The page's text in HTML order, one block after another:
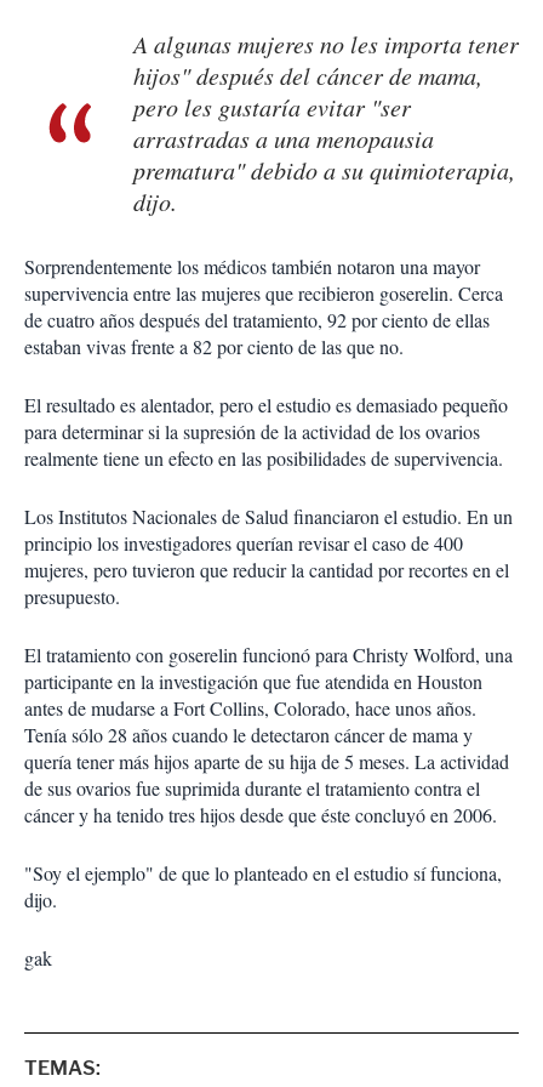
A algunas mujeres no les importa tener
hijos" después del cáncer de mama,
pero les gustaría evitar "ser
arrastradas a una menopausia
prematura" debido a su quimioterapia,
dijo.
Sorprendentemente los médicos también notaron una mayor
supervivencia entre las mujeres que recibieron goserelin. Cerca
de cuatro años después del tratamiento, 92 por ciento de ellas
estaban vivas frente a 82 por ciento de las que no.
El resultado es alentador, pero el estudio es demasiado pequeño
para determinar si la supresión de la actividad de los ovarios
realmente tiene un efecto en las posibilidades de supervivencia.
Los Institutos Nacionales de Salud financiaron el estudio. En un
principio los investigadores querían revisar el caso de 400
mujeres, pero tuvieron que reducir la cantidad por recortes en el
presupuesto.
El tratamiento con goserelin funcionó para Christy Wolford, una
participante en la investigación que fue atendida en Houston
antes de mudarse a Fort Collins, Colorado, hace unos años.
Tenía sólo 28 años cuando le detectaron cáncer de mama y
quería tener más hijos aparte de su hija de 5 meses. La actividad
de sus ovarios fue suprimida durante el tratamiento contra el
cáncer y ha tenido tres hijos desde que éste concluyó en 2006.
"Soy el ejemplo" de que lo planteado en el estudio sí funciona,
dijo.
gak
TEMAS: